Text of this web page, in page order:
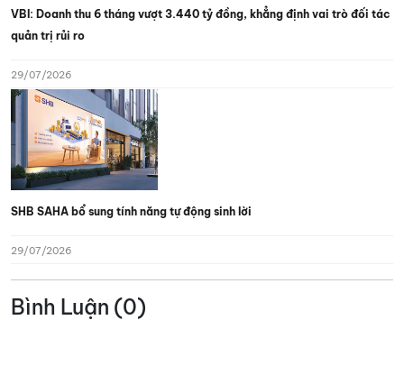
VBI: Doanh thu 6 tháng vượt 3.440 tỷ đồng, khẳng định vai trò đối tác
quản trị rủi ro
29/07/2026
SHB SAHA bổ sung tính năng tự động sinh lời
29/07/2026
Bình Luận (0)